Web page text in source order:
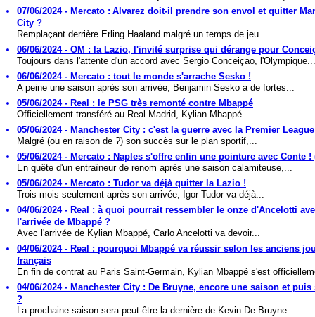
07/06/2024 - Mercato : Alvarez doit-il prendre son envol et quitter
City ?
Remplaçant derrière Erling Haaland malgré un temps de jeu...
06/06/2024 - OM : la Lazio, l'invité surprise qui dérange pour
Toujours dans l'attente d'un accord avec Sergio Conceiçao, l'Olympique...
06/06/2024 - Mercato : tout le monde s'arrache Sesko !
A peine une saison après son arrivée, Benjamin Sesko a de fortes...
05/06/2024 - Real : le PSG très remonté contre Mbappé
Officiellement transféré au Real Madrid, Kylian Mbappé...
05/06/2024 - Manchester City : c'est la guerre avec la Premier
Malgré (ou en raison de ?) son succès sur le plan sportif,...
05/06/2024 - Mercato : Naples s'offre enfin une pointure avec Conte
En quête d'un entraîneur de renom après une saison calamiteuse,...
05/06/2024 - Mercato : Tudor va déjà quitter la Lazio !
Trois mois seulement après son arrivée, Igor Tudor va déjà...
04/06/2024 - Real : à quoi pourrait ressembler le onze d'Ancelotti
l'arrivée de Mbappé ?
Avec l'arrivée de Kylian Mbappé, Carlo Ancelotti va devoir...
04/06/2024 - Real : pourquoi Mbappé va réussir selon les anciens
français
En fin de contrat au Paris Saint-Germain, Kylian Mbappé s'est
04/06/2024 - Manchester City : De Bruyne, encore une saison et puis
?
La prochaine saison sera peut-être la dernière de Kevin De Bruyne...